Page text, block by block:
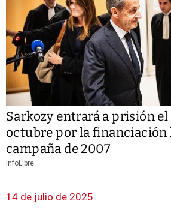
Sarkozy entrará a prisión el
octubre por la financiación
campaña de 2007
infoLibre
14 de julio de 2025